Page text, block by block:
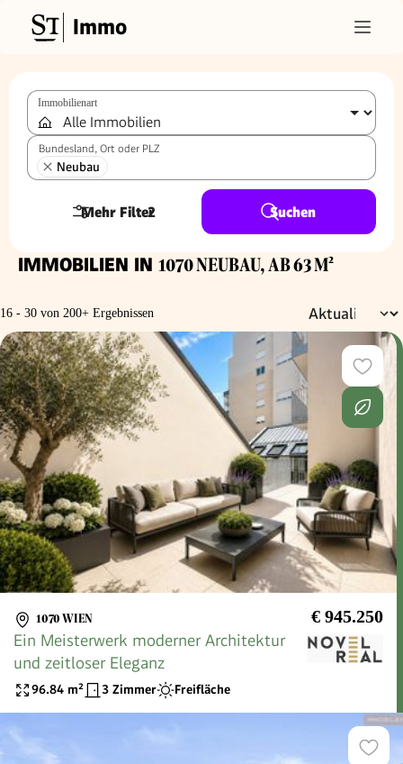
Immo
Immobilienart
Bundesland, Ort oder PLZ
Neubau
Mehr Filter
2 Suchen
IMMOBILIEN IN 1070 NEUBAU, AB 63 M²
16 - 30 von 200+ Ergebnissen
1070 WIEN € 945.250
Ein Meisterwerk moderner Architektur
und zeitloser Eleganz
96.84 m² 3 Zimmer Freifläche